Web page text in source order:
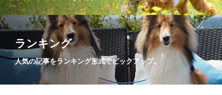
ランキング
人気の記事をランキング形式でピックアップ。